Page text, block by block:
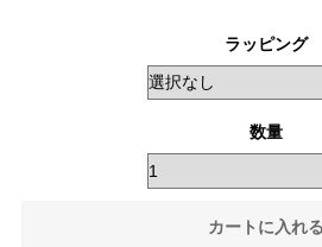
ラッピング
数量
カートに入れる